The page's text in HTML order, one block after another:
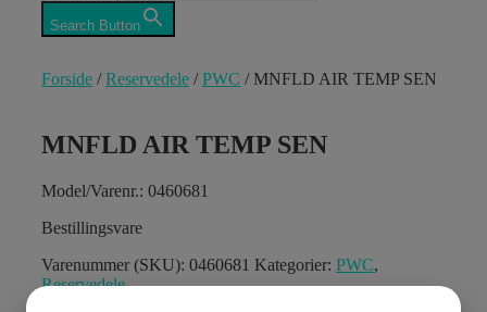
Search Button
Forside /Reservedele /PWC / MNFLD AIR TEMP SEN
MNFLD AIR TEMP SEN
Model/Varenr.: 0460681
Bestillingsvare
Varenummer (SKU): 0460681 Kategorier: PWC,
Reservedele